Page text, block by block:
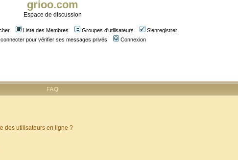
grioo.com
Espace de discussion
Liste des Membres Groupes d'utilisateurs
S'enregistrer
pour vérifier ses messages privés Connexion
FAQ
des utilisateurs en ligne ?